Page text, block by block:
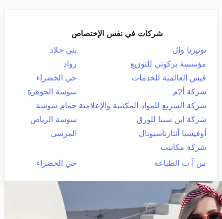
شركات في نفس الإختصاص
تونيزيا وال
بني خلاد
مؤسسة بركوتي للتوزيع
رواد
قيس العالمية للخدمات
حي الخضراء
شركة أ2م
سوسة الجوهرة
شركة السريع للمواد المكتبية والإعلامية حمام سوسة
شركة ابن سينا للورق
سوسة الرياض
أوفيسيا أنتارناسيونال
المرسى
شركة مكاتيب
س آ ت الطباعة
حي الخضراء